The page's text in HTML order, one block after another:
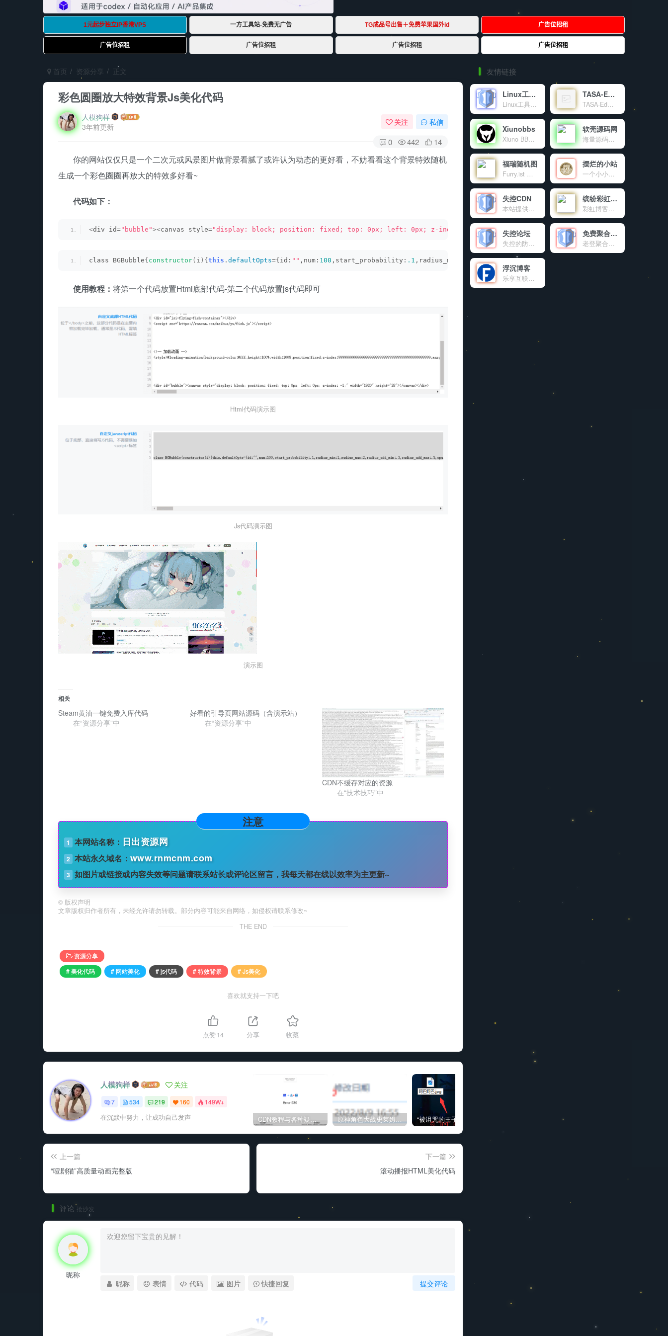
首页 资源分享 正文
彩色圆圈放大特效背景Js美化代码
人模狗样
3年前更新
关注 私信
0 442 14
你的网站仅仅只是一个二次元或风景图片做背景看腻了或许认为动态的更好看，不妨看看这个背景特效随机
生成一个彩色圈圈再放大的特效多好看~
代码如下：
<div id="bubble"><canvas style="display: block; position: fixed; top: 0px; left: 0px; z-index: -1;" width= "1920" height="28" >< /canvas
class BGBubble{ constructor( i ){ this . defaultOpts={ id: "" ,num: 100 ,start_probability: .1 ,radius_min: ,radius_max:2,radius_add_min:
使用教程： 将第一个代码放置Html底部代码-第二个代码放置js代码即可
Html代码演示图
Js代码演示图
演示图
相关
Steam黄油一键免费入库代码
在“资源分享”中
好看的引导页网站源码（含演示站）
在“资源分享”中
CDN不缓存对应的资源
在“技术技巧”中
注意
1 本网站名称： 日出资源网
2 本站永久域名： www.rnmcnm.com
3 如图片或链接或内容失效等问题请联系站长或评论区留言，我每天都在线以效率为主更新~
© 版权声明
文章版权归作者所有，未经允许请勿转载。部分内容可能来自网络，如侵权请联系修改~
THE END
资源分享
# 美化代码
# 网站美化 # js代码 # 特效背景 # Js美化
喜欢就支持一下吧
点赞14 分享 收藏
人模狗样 关注
7 534 219 160 149W+
在沉默中努力，让成功自己发声 CDN教程与各种疑难杂症解决方法 原神角色大战史莱姆与丘丘人高质量视频
上一篇
“哑剧猫”高质量动画完整版
下一篇
滚动播报HTML美化代码
评论抢沙发
昵称
提交评论
昵称 表情 代码 图片 快捷回复
友情链接
Linux工具箱
Linux工具箱是一个功能强大的Linux系统管理工具，提供系统优化、虚拟内存管理、DNS配置、软件源更换等多种功能，让Linux服务器管理变得简单高效。
TASA-Ed官网
TASA-Ed工作室官网！
Xiunobbs
Xiuno BBS开源程序交流论坛，致力于为使用Xiuno开源程序的站长提供海量的Xiuno插件，Xiuno模板，Xiuno使用交流，精准地为各位站长朋友免费提供了大量的资源文件。本站为Xiuno程序爱好者，众位站长，粉丝朋友共同建设的公益性交流论坛。
软壳源码网
海量源码、程序软件、技术资源共享
福瑞随机图
Furry.ist 是一个有趣又高质量的兽装图片分享平台，通过简单的 API 调用，让开发者和爱好者轻松获取丰富的资源。分享，是乐趣；探索，是热爱。这里，趣味与创意交融，等你来发现！
摆烂的小站
一个小小的世界
失控CDN
本站提供的免费公益CDN
缤纷彩虹天地
彩虹博客（blog.cccyun.cn）成立于年月日，搭建在新浪sae云计算平台。本站目前作为我的原创程序首发站，同时致力于互联网资源的共享，包括程序源码、各种教程、软件、影视、音乐、电子书、新闻等。对于一些比较不错的有价值的文章，本博客也会适当转载分享。
失控论坛
失控的防御系统官方交流论坛。
免费聚合登录
老登聚合登录是老登互联网科技有限公司旗下的社会化账号聚合登录系统，让网站的最终用户可以一站式选择使用包括微信、微博、QQ、百度等多种社会化帐号登录该站点。简化用户注册登录过程、改善用户浏览站点的体验、迅速提高网站注册量和用户数据量。有完善的开发文档与SDK，方便开发者快速接入。
浮沉博客
乐享互联网资源及IT技术的个人博客